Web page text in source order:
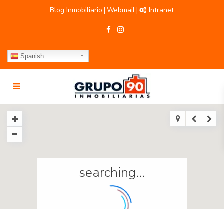
Blog Inmobiliario | Webmail| Intranet
Spanish
searching...